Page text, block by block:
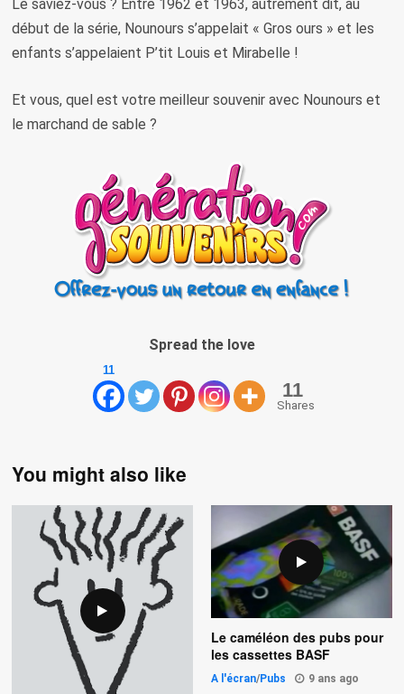
Le saviez-vous ? Entre 1962 et 1963, autrement dit, au
début de la série, Nounours s’appelait « Gros ours » et les
enfants s’appelaient P’tit Louis et Mirabelle !
Et vous, quel est votre meilleur souvenir avec Nounours et
le marchand de sable ?
Spread the love
11
11
Shares
You might also like
Le caméléon des pubs pour
les cassettes BASF
A l'écran/Pubs 9 ans ago